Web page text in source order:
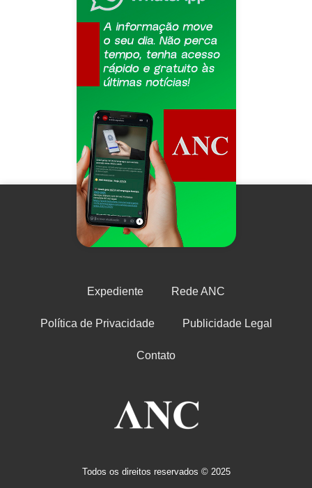
Expediente Rede ANC
Política de Privacidade Publicidade Legal
Contato
Todos os direitos reservados © 2025